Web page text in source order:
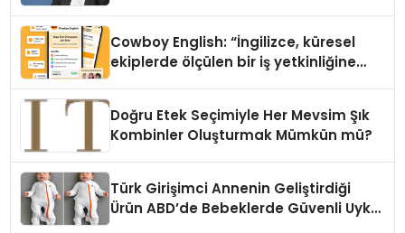
Cowboy English: “İngilizce, küresel
ekiplerde ölçülen bir iş yetkinliğine
Doğru Etek Seçimiyle Her Mevsim Şık
Kombinler Oluşturmak Mümkün mü?
Türk Girişimci Annenin Geliştirdiği
Ürün ABD’de Bebeklerde Güvenli Uyku